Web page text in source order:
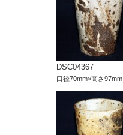
DSC04367
口径70mm×高さ97mm